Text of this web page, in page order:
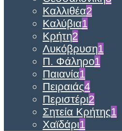
Καλλιθέα2
Καλύβια1
Κρήτη2
Λυκόβρυση1
Π. Φάληρο1
Παιανία1
Πειραιάς4
Περιστέρι2
Σητεία Κρήτης1
Χαϊδάρι1